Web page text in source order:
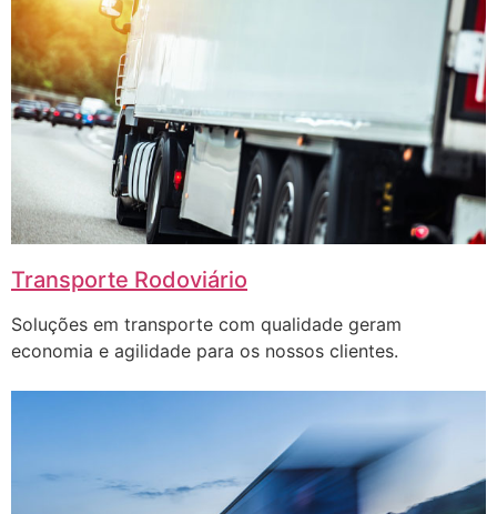
Transporte Rodoviário
Soluções em transporte com qualidade geram
economia e agilidade para os nossos clientes.